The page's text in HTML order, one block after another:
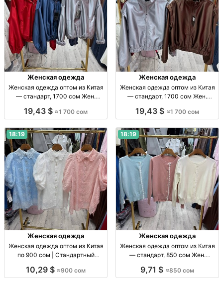
Женская одежда
Женская одежда оптом из Китая
— стандарт, 1700 сом Жен.
1700 сом, поставки по СНГ
19,43 $ ≈1 700 сом
Женская одежда
Женская одежда оптом из Китая
— стандарт, 1700 сом Жен.
1700 сом, поставки по СНГ.
19,43 $ ≈1 700 сом
18:19
Женская одежда
Женская одежда оптом из Китая
по 900 сом | Стандартный
стандарт, Китай, 900 сом/шт.
10,29 $ ≈900 сом
18:19
Женская одежда
Женская одежда оптом из Китая
— стандарт, 850 сом Жен.
прямые поставки, отправка по
9,71 $ ≈850 сом